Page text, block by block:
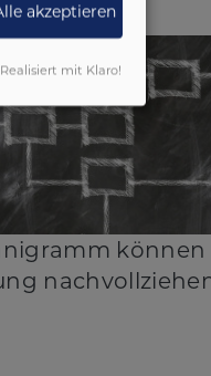
können
akzeptieren
Realisiert mit Klaro!